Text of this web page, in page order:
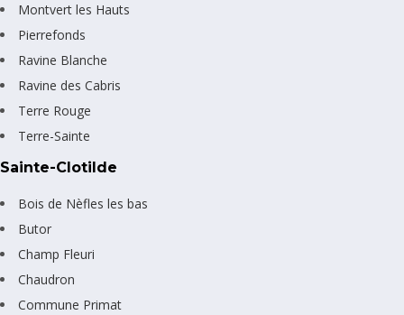
Montvert les Hauts
Pierrefonds
Ravine Blanche
Ravine des Cabris
Terre Rouge
Terre-Sainte
Sainte-Clotilde
Bois de Nèfles les bas
Butor
Champ Fleuri
Chaudron
Commune Primat